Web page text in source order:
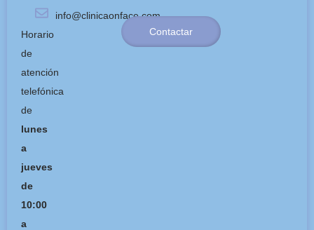
info@clinicaonface.com
Horario
de
atención
telefónica
de
lunes
a
jueves
de
10:00
a
Contactar